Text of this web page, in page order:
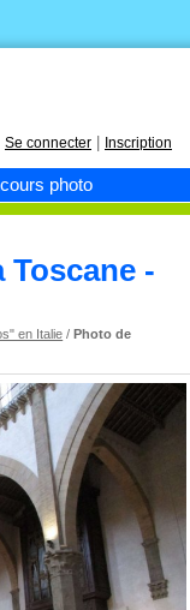
photo
Se connecter Inscription
Toscane -
en Italie /Photo de